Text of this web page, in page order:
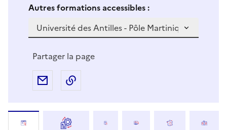
Si vous sélectionnez une formation dans la zone
Autres formations accessibles :S
v
Partager la page
Partager par e-mail